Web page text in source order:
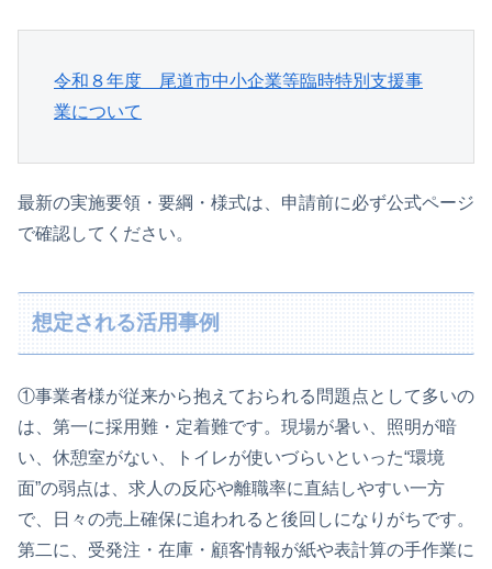
令和８年度　尾道市中小企業等臨時特別支援事
業について
最新の実施要領・要綱・様式は、申請前に必ず公式ページ
で確認してください。
想定される活用事例
①事業者様が従来から抱えておられる問題点として多いの
は、第一に採用難・定着難です。現場が暑い、照明が暗
い、休憩室がない、トイレが使いづらいといった“環境
面”の弱点は、求人の反応や離職率に直結しやすい一方
で、日々の売上確保に追われると後回しになりがちです。
第二に、受発注・在庫・顧客情報が紙や表計算の手作業に